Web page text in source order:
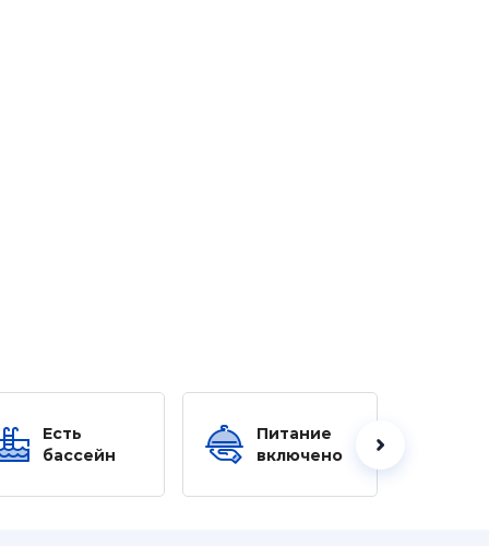
Есть
бассейн
Питание
включено